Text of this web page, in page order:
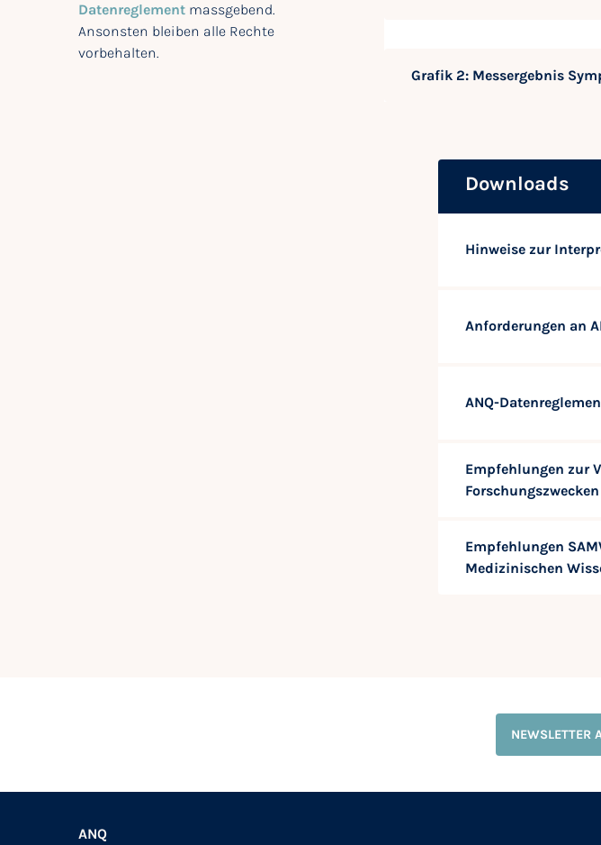
Datenreglement massgebend.
Ansonsten bleiben alle Rechte
vorbehalten.
Grafik 2: Messergebnis
Downloads
Hinweise zur
Anforderungen an
ANQ-
Empfehlungen zur
Forschungszwecken
Empfehlungen
Medizinischen
NEWSLETTER
ANQ